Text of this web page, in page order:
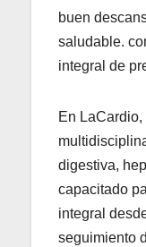
buen
saludable.
integral de
En
digestiva,
capacitado
integral
seguimiento